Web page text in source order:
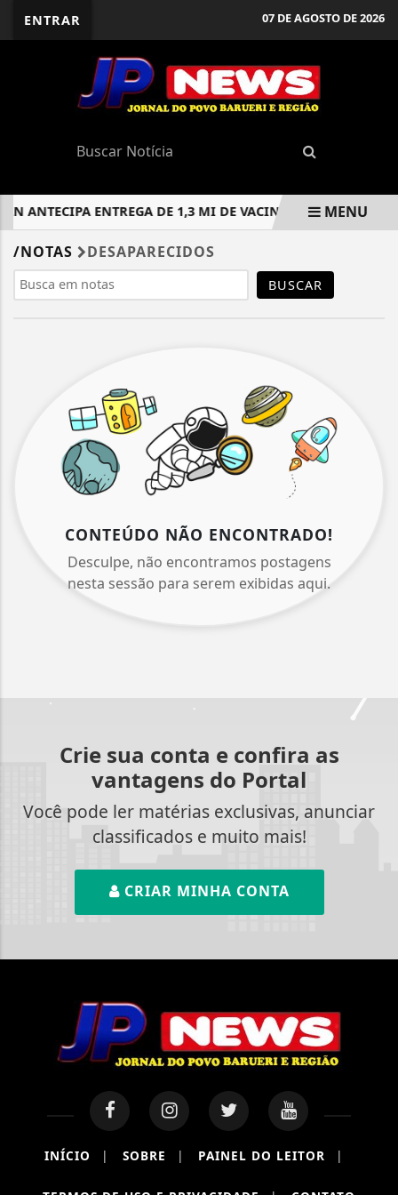
ENTRAR 07 DE AGOSTO DE 2026
ANTECIPA ENTREGA DE 1,3 MI DE VACINAS CONTRA
EM ALTA
MENU
/NOTAS DESAPARECIDOS
BUSCAR
CONTEÚDO NÃO ENCONTRADO!
Desculpe, não encontramos postagens
nesta sessão para serem exibidas aqui.
Crie sua conta e confira as
vantagens do Portal
Você pode ler matérias exclusivas, anunciar
classificados e muito mais!
CRIAR MINHA CONTA
INÍCIO | SOBRE | PAINEL DO LEITOR |